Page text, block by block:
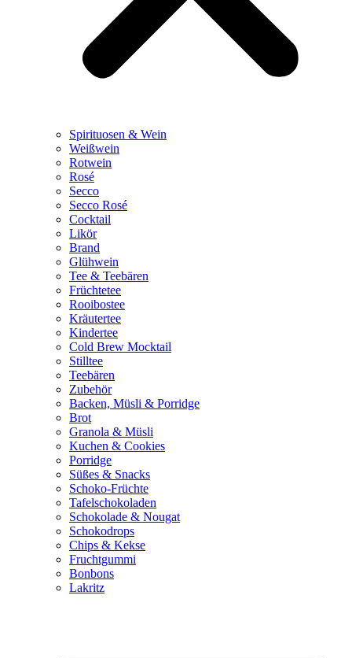
Spirituosen & Wein
Weißwein
Rotwein
Rosé
Secco
Secco Rosé
Cocktail
Likör
Brand
Glühwein
Tee & Teebären
Früchtetee
Rooibostee
Kräutertee
Kindertee
Cold Brew Mocktail
Stilltee
Teebären
Zubehör
Backen, Müsli & Porridge
Brot
Granola & Müsli
Kuchen & Cookies
Porridge
Süßes & Snacks
Schoko-Früchte
Tafelschokoladen
Schokolade & Nougat
Schokodrops
Chips & Kekse
Fruchtgummi
Bonbons
Lakritz